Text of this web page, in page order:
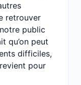
retrouver
public
qu’on peut
difficiles,
pour